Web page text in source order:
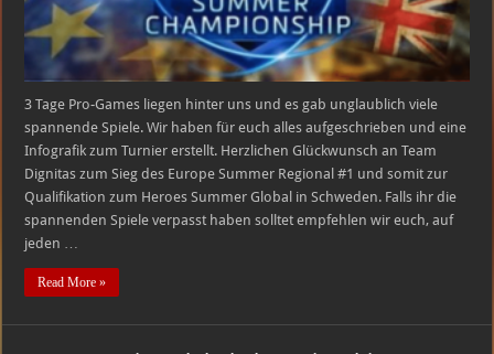
3 Tage Pro-Games liegen hinter uns und es gab unglaublich viele
spannende Spiele. Wir haben für euch alles aufgeschrieben und eine
Infografik zum Turnier erstellt. Herzlichen Glückwunsch an Team
Dignitas zum Sieg des Europe Summer Regional #1 und somit zur
Qualifikation zum Heroes Summer Global in Schweden. Falls ihr die
spannenden Spiele verpasst haben solltet empfehlen wir euch, auf
jeden …
Read More »